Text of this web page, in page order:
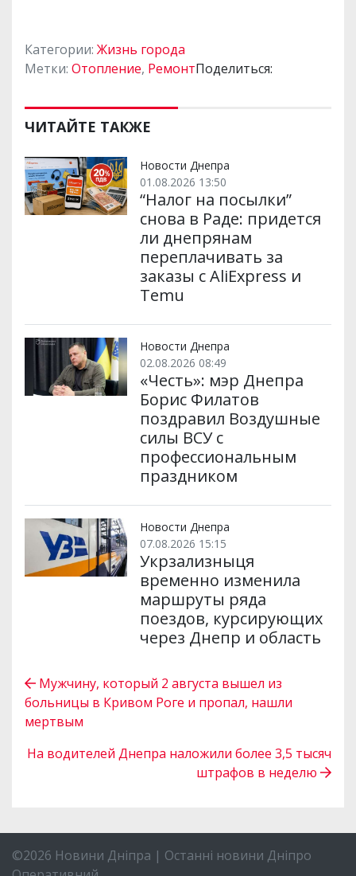
Категории: Жизнь города
Метки: Отопление, РемонтПоделиться:
ЧИТАЙТЕ ТАКЖЕ
Новости Днепра
01.08.2026 13:50
“Налог на посылки”
снова в Раде: придется
ли днепрянам
переплачивать за
заказы с AliExpress и
Temu
Новости Днепра
02.08.2026 08:49
«Честь»: мэр Днепра
Борис Филатов
поздравил Воздушные
силы ВСУ с
профессиональным
праздником
Новости Днепра
07.08.2026 15:15
Укрзализныця
временно изменила
маршруты ряда
поездов, курсирующих
через Днепр и область
Мужчину, который 2 августа вышел из
больницы в Кривом Роге и пропал, нашли
мертвым
На водителей Днепра наложили более 3,5 тысяч
штрафов в неделю
©2026 Новини Дніпра | Останні новини Дніпро